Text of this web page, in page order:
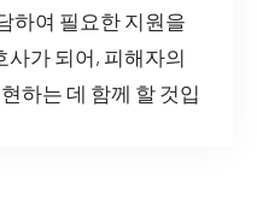
하여 필요한 지원을
사가 되어, 피해자의
하는 데 함께 할 것입